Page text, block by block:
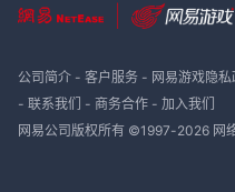
公司简介- 客户服务- 网易游戏隐
- 联系我们 - 商务合作- 加入我们
网易公司版权所有 ©1997-2026 网